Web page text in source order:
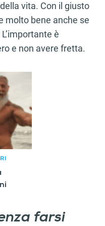
vita. Con il giusto
molto bene anche se
è
e non avere fretta.
farsi